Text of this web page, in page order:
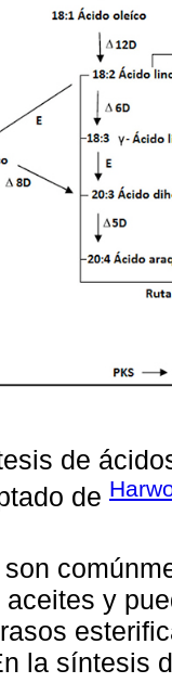
de
de
y
la síntesis